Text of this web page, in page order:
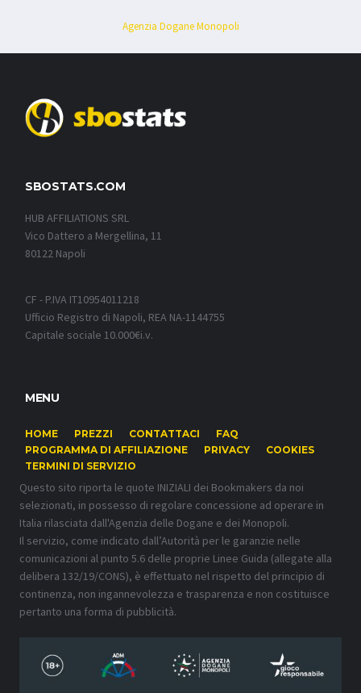
Agenzia Dogane Monopoli
SBOSTATS.COM
HUB AFFILIATIONS SRL
Vico Dattero a Mergellina, 11
80122 Napoli
CF - P.IVA IT10954011218
Ufficio Registro di Napoli, REA NA-1144755
Capitale sociale 10.000€i.v.
MENU
HOME PREZZI CONTATTACI
FAQ
PROGRAMMA DI AFFILIAZIONE
PRIVACY
COOKIES
TERMINI DI SERVIZIO
Questo sito riporta le quote INIZIALI dei Bookmakers da noi
selezionati, in possesso di regolare concessione ad operare in
Italia rilasciata dall'Agenzia delle Dogane e dei Monopoli.
Il servizio, come indicato dall’Autorità per le garanzie nelle
comunicazioni al punto 5.6 delle proprie Linee Guida (allegate alla
delibera 132/19/CONS), è effettuato nel rispetto del principio di
continenza, non ingannevolezza e trasparenza e non costituisce
pertanto una forma di pubblicità.